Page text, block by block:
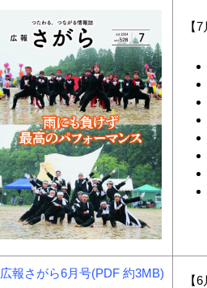
【
広報さがら6月号(PDF 約3MB)
【